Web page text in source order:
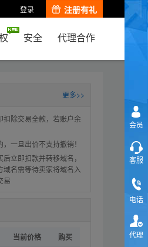
登录 注册有礼
安全 代理合作
更多>>
扣除交易全款，若账户余
一旦出价不支持撤销！
立即扣款并转移域名，
域名需等待卖家将域名入
易
当前价格 购买
会员
客服
电话
代理